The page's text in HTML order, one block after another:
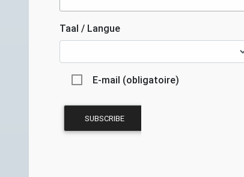
Taal / Langue
E-mail (obligatoire)